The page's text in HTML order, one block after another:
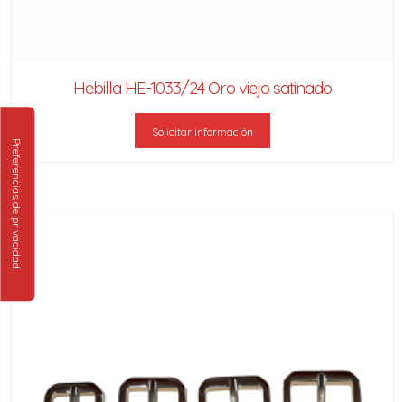
Hebilla HE-1033/24 Oro viejo satinado
Solicitar información